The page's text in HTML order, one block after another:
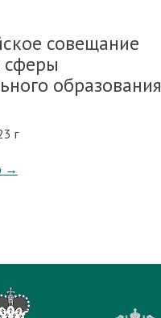
совещание
сферы
образования
г
→